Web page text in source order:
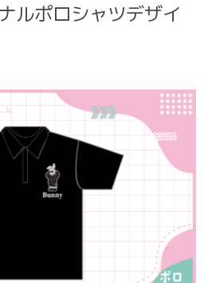
ルポロシャツデザイ